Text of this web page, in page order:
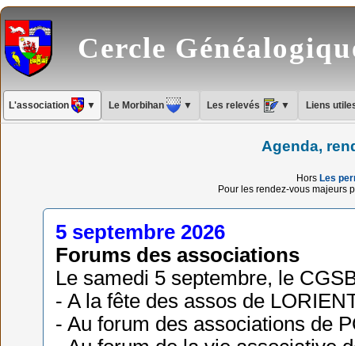
Cercle
L'association ▼ Le Morbihan ▼ Les relevés ▼ Liens
Agenda,
Hors Les
Pour les rendez-vous majeurs
5 septembre 2026
Forums des associations
Le samedi 5 septembre, le
- A la fête des assos de
- Au forum des associations de